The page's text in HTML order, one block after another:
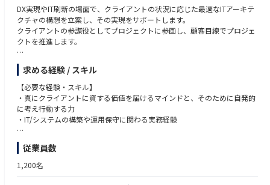
【その他特徴】
◆One TCS
世界中のコンサルタントと日本のコンサルタントが1つのチームとなって
協働することで
グローバルに展開するTCSが持つ最高の知見を提供します。
特定のハードウェア・ソフトウェア製品に偏ることなく、お客さまに対し
て、最適な解決策を提案します。
◆現場・現実主義
実際に現場を見た上でお客さまと膝詰めで議論しながら目指す姿を描きま
す。
机上の空論で終わらせることなく、成果を得るまでお客さまと一緒にソリ
ューションの実装・導入を現場目線で行います。
【参考情報】
https://www.bizreach.jp/job-feed/public-advertising/7rinn6m/
・クラウド環境でのシステム構築・運用
・CI/CDパイプラインの構築と開発プロセスの最適化
・API設計を活用したデータ管理
・システムのパフォーマンスチューニング・セキュリティ対策
・アジャイル開発手法を取り入れた開発チームとの連携
・IDとプロフィールを連携するための全社的なコア認証プラットフォーム
の拡張と改善
※変更の範囲：会社の定める全ての業務への配置転換の可能性あり
【開発環境】
・【開発環境】
・言語・フレームワーク：Kotlin、Java、Spring Framework
・Observability：Prometheus、Pyroscope、OpenSearch、Grafana
・Storage：MySQL、TiDB、Redis、Apache HBase、Apache Kafka、Ope
nSearch
・Infrastructure：Kubernetes、IaaS on Private Cloud
・3-tierアーキテクチャの知識・経験
・セキュリティ設計や脆弱性対応の知識
・アジャイル（Scrum、Kanban）開発の経験
・認証メカニズム（OAuth、SSO）
・ユーザー向けの大規模トラフィック対応フロントエンドの経験（CDNの
・ローカライズの経験(異なる言語・地域設定を持つユーザーに適切な設
・ビジネスレベルの英語
DX実現やIT刷新の場面で、クライアントの状況に応じた最適なITアーキテ
クチャの構想を立案し、その実現をサポートします。
クライアントの参謀役としてプロジェクトに参画し、顧客目線でプロジェ
クトを推進します。
【主なテーマ】
●AI/生成AI活用・データ活用・マイクロサービス・クラウドリフト/シフ
ト・システムモダナイゼーション・レガシーモダナイゼーション・XaaS活
用・ローコード/ノーコード開発・DevOps・CI/CDなどの各種アーキテク
チャ要素技術や、脱炭素・ESG・SDGsなどの環境課題/社会課題の要素を
含めた、DX/IT戦略立案・IT企画立案・IT構想策定・ITロードマップ策定
●IT刷新プロジェクトにおけるPM支援/PMO運営支援
【この職種の魅力】
・幅広いITアーキテクチャ知見を獲得する機会があります
・クライアントビジネスの意思決定に直接的に関与するため、ビジネス視
点で物事を捉える力が身に付きます
求める経験 / スキル
【必要な経験・スキル】
・真にクライアントに資する価値を届けるマインドと、そのために自発的
に考え行動する力
・IT/システムの構築や運用保守に関わる実務経験
【望ましい経験・スキル】
＜ITアーキテクチャ知見＞
●AI/生成AI・データ活用基盤・マイクロサービスアーキテクチャ・パブリ
従業員数
1,200名